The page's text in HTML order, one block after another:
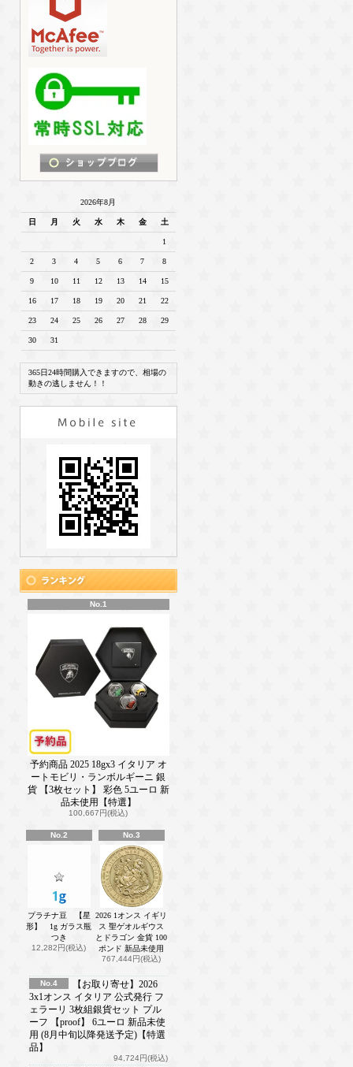
2026年8月
日 月 火 水 木 金 土
1
2 3 4 5 6 7 8
9 10 11 12 13 14 15
16 17 18 19 20 21 22
23 24 25 26 27 28 29
30 31
365日24時間購入できますので、相場の
動きの逃しません！！
No.1
予約商品 2025 18gx3 イタリア オ
ートモビリ・ランボルギーニ 銀
貨 【3枚セット】 彩色 5ユーロ 新
品未使用【特選】
100,667円(税込)
No.2
プラチナ豆 【星
形】 1g ガラス瓶
つき
12,282円(税込)
No.3
2026 1オンス イギリ
ス 聖ゲオルギウス
とドラゴン 金貨 100
ポンド 新品未使用
767,444円(税込)
No.4
【お取り寄せ】2026
3x1オンス イタリア 公式発行 フ
ェラーリ 3枚組銀貨セット プル
ーフ 【proof】 6ユーロ 新品未使
用 (8月中旬以降発送予定)【特選
品】
94,724円(税込)